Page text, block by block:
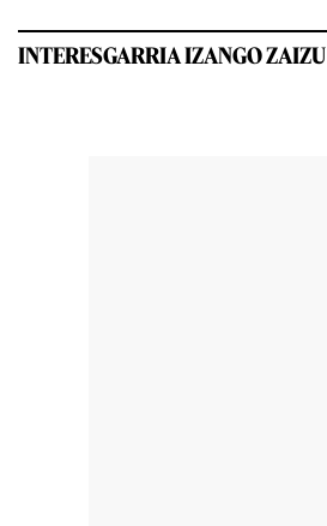
INTERESGARRIA IZANGO ZAIZU